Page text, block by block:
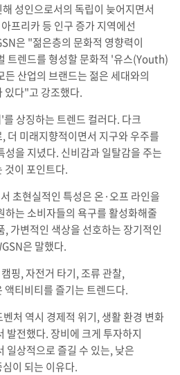
성인으로서의 독립이 늦어지면서
프리카 등 인구 증가 지역에선
은 "젊은층의 문화적 영향력이
트렌드를 형성할 문화적 '유스(Youth)
산업의 브랜드는 젊은 세대와의
있다"고 강조했다.
상징하는 트렌드 컬러다. 다크
더 미래지향적이면서 지구와 우주를
성을 지녔다. 신비감과 일탈감을 주는
것이 포인트다.
초현실적인 특성은 온·오프 라인을
하는 소비자들의 욕구를 활성화해줄
가변적인 색상을 선호하는 장기적인
은 말했다.
핑, 자전거 타기, 조류 관찰,
티비티를 즐기는 트렌드다.
처 역시 경제적 위기, 생활 환경 변화
발전했다. 장비에 크게 투자하지
일상적으로 즐길 수 있는, 낮은
이 되는 이유다.